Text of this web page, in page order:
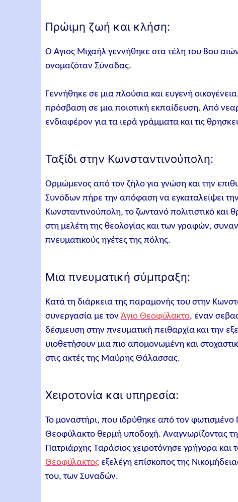
Πρώιμη ζωή και κλήση:
Ο Άγιος Μιχαήλ γεννήθηκε στα τέλη του 8ου
ονομαζόταν Σύναδας.
Γεννήθηκε σε μια πλούσια και ευγενή
πρόσβαση σε μια ποιοτική εκπαίδευση. Από
ενδιαφέρον για τα ιερά γράμματα και τις
Ταξίδι στην Κωνσταντινούπολη:
Ορμώμενος από τον ζήλο για γνώση και την
Συνόδων πήρε την απόφαση να εγκαταλείψει
Κωνσταντινούπολη, το ζωντανό πολιτιστικό και
στη μελέτη της θεολογίας και των γραφών,
πνευματικούς ηγέτες της πόλης.
Μια πνευματική σύμπραξη:
Κατά τη διάρκεια της παραμονής του στην
συνεργασία με τονΆγιο Θεοφύλακτο, έναν
δέσμευση στην πνευματική πειθαρχία και την
υιοθετήσουν μια πιο απομονωμένη και
στις ακτές της Μαύρης Θάλασσας.
Χειροτονία και υπηρεσία:
Το μοναστήρι, που ιδρύθηκε από τον
Θεοφύλακτο θερμή υποδοχή. Αναγνωρίζοντας
Πατριάρχης Ταράσιος χειροτόνησε γρήγορα
Θεοφύλακτος εξελέγη επίσκοπος της
του, των Συναδών.